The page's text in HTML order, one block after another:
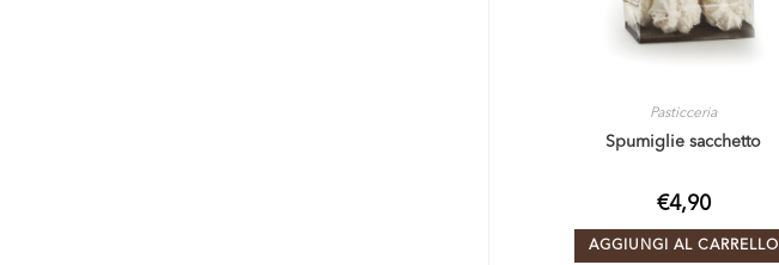
Pasticceria
Spumiglie sacchetto
€4,90
AGGIUNGI AL CARRELLO